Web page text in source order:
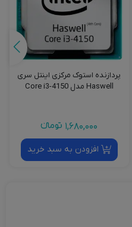
پردازنده استوک مرکزی اینتل سری
Haswell مدل Core i3-4150
1,680,000 تومانءء
افزودن به سبد خرید